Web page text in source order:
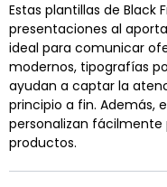
Estas plantillas de Black
presentaciones al
ideal para comunicar
modernos, tipografías
ayudan a captar la
principio a fin. Además,
personalizan
productos.